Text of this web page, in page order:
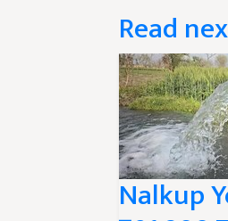
Read
Nalkup